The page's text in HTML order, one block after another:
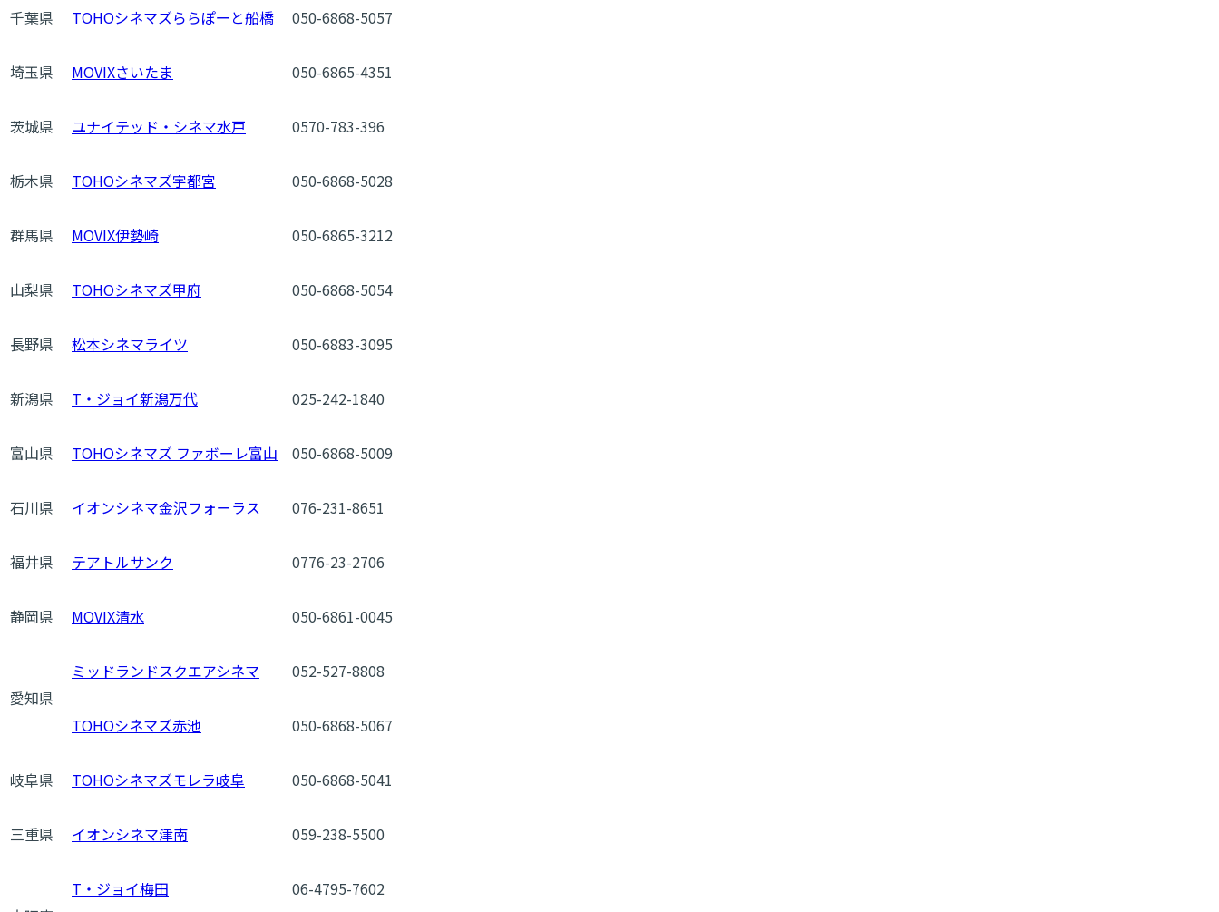
千葉県 TOHOシネマズららぽーと船橋 050-6868-5057
埼玉県 MOVIXさいたま 050-6865-4351
茨城県 ユナイテッド・シネマ水戸 0570-783-396
栃木県 TOHOシネマズ宇都宮 050-6868-5028
群馬県 MOVIX伊勢崎 050-6865-3212
山梨県 TOHOシネマズ甲府 050-6868-5054
長野県 松本シネマライツ 050-6883-3095
新潟県 T・ジョイ新潟万代 025-242-1840
富山県 TOHOシネマズ ファボーレ富山 050-6868-5009
石川県 イオンシネマ金沢フォーラス 076-231-8651
福井県 テアトルサンク 0776-23-2706
静岡県 MOVIX清水 050-6861-0045
愛知県
ミッドランドスクエアシネマ 052-527-8808
TOHOシネマズ赤池 050-6868-5067
岐阜県 TOHOシネマズモレラ岐阜 050-6868-5041
三重県 イオンシネマ津南 059-238-5500
T・ジョイ梅田 06-4795-7602